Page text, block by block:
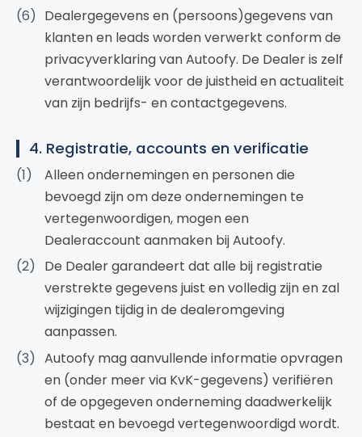
Dealergegevens en (persoons)gegevens van
klanten en leads worden verwerkt conform de
privacyverklaring van Autoofy. De Dealer is zelf
verantwoordelijk voor de juistheid en actualiteit
van zijn bedrijfs- en contactgegevens.
4. Registratie, accounts en verificatie
Alleen ondernemingen en personen die
bevoegd zijn om deze ondernemingen te
vertegenwoordigen, mogen een
Dealeraccount aanmaken bij Autoofy.
De Dealer garandeert dat alle bij registratie
verstrekte gegevens juist en volledig zijn en zal
wijzigingen tijdig in de dealeromgeving
aanpassen.
Autoofy mag aanvullende informatie opvragen
en (onder meer via KvK-gegevens) verifiëren
of de opgegeven onderneming daadwerkelijk
bestaat en bevoegd vertegenwoordigd wordt.